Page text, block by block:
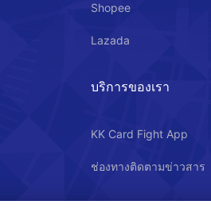
Shopee
Lazada
บริการของเรา
KK Card Fight App
ช่องทางติดตามข่าวสาร